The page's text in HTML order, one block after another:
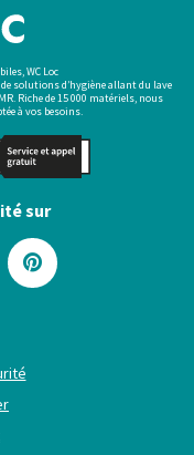
WC Loc
solutions d’hygiène allant du lave
Riche de 15 000 matériels, nous
à vos besoins.
sur